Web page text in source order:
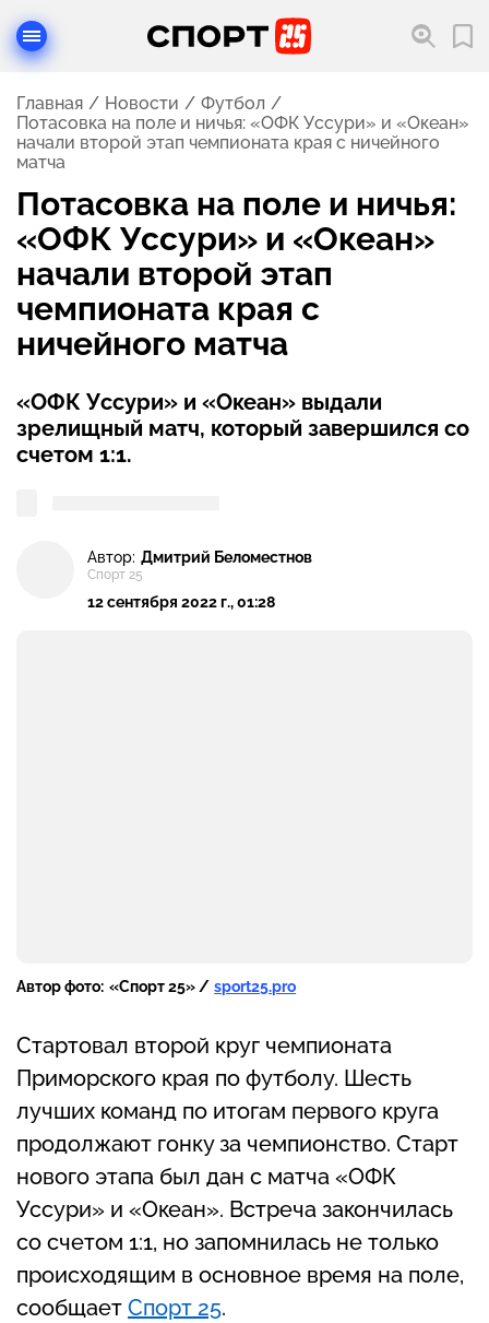
Главная Новости
Футбол
Потасовка на поле и ничья: «ОФК Уссури» и «Океан»
начали второй этап чемпионата края с ничейного
матча
Потасовка на поле и ничья:
«ОФК Уссури» и «Океан»
начали второй этап
чемпионата края с
ничейного матча
«ОФК Уссури» и «Океан» выдали
зрелищный матч, который завершился со
счетом 1:1.
Автор: Дмитрий Беломестнов
Спорт 25
12 сентября 2022 г., 01:28
Автор фото: «Спорт 25» / sport25.pro
Стартовал второй круг чемпионата
Приморского края по футболу. Шесть
лучших команд по итогам первого круга
продолжают гонку за чемпионство. Старт
нового этапа был дан с матча «ОФК
Уссури» и «Океан». Встреча закончилась
со счетом 1:1, но запомнилась не только
происходящим в основное время на поле,
сообщает Спорт 25.